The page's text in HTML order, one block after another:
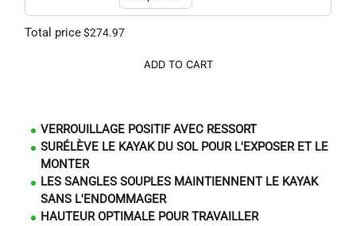
Total price$274.97
ADD TO CART
VERROUILLAGE POSITIF AVEC RESSORT
SURÉLÈVE LE KAYAK DU SOL POUR L'EXPOSER ET LE
MONTER
LES SANGLES SOUPLES MAINTIENNENT LE KAYAK
SANS L'ENDOMMAGER
HAUTEUR OPTIMALE POUR TRAVAILLER